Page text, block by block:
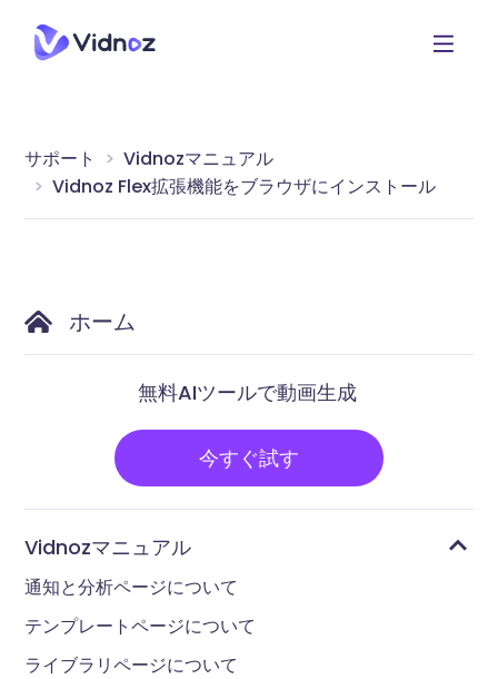
サポート
Vidnozマニュアル
Vidnoz Flex拡張機能をブラウザにインストール
ホーム
無料AIツールで動画生成
今すぐ試す
Vidnozマニュアル
通知と分析ページについて
テンプレートページについて
ライブラリページについて